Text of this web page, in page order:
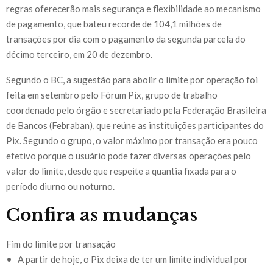
regras oferecerão mais segurança e flexibilidade ao mecanismo
de pagamento, que bateu recorde de 104,1 milhões de
transações por dia com o pagamento da segunda parcela do
décimo terceiro, em 20 de dezembro.
Segundo o BC, a sugestão para abolir o limite por operação foi
feita em setembro pelo Fórum Pix, grupo de trabalho
coordenado pelo órgão e secretariado pela Federação Brasileira
de Bancos (Febraban), que reúne as instituições participantes do
Pix. Segundo o grupo, o valor máximo por transação era pouco
efetivo porque o usuário pode fazer diversas operações pelo
valor do limite, desde que respeite a quantia fixada para o
período diurno ou noturno.
Confira as mudanças
Fim do limite por transação
• A partir de hoje, o Pix deixa de ter um limite individual por